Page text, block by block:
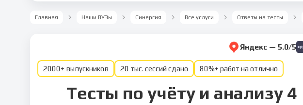
Главная Наши ВУЗы Синергия Все услуги Ответы на тесты
Яндекс — 5.0/5
2000+ выпускников 20 тыс. сессий сдано 80%+ работ на отлично
Тесты по учёту и анализу 4